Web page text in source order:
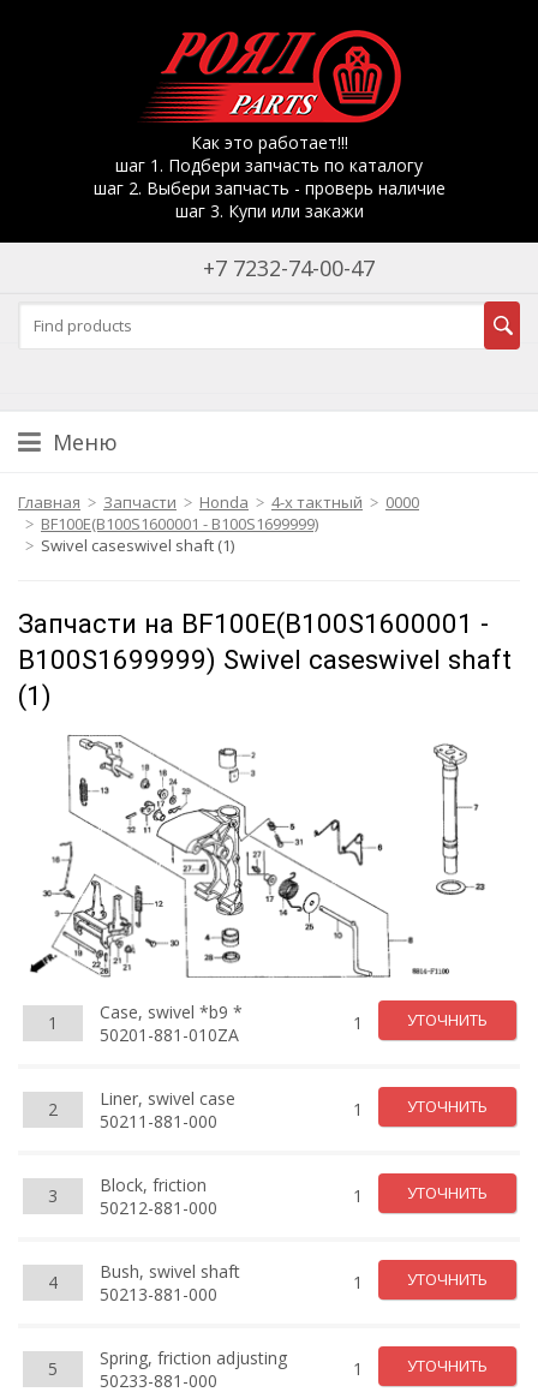
Как это работает!!!
шаг 1. Подбери запчасть по каталогу
шаг 2. Выбери запчасть - проверь наличие
шаг 3. Купи или закажи
+7 7232-74-00-47
Меню
Главная Запчасти Honda 4-х тактный
0000
BF100E(B100S1600001 - B100S1699999)
Swivel caseswivel shaft (1)
Запчасти на BF100E(B100S1600001 -
B100S1699999) Swivel caseswivel shaft
(1)
1
Case, swivel *b9 *
50201-881-010ZA
1 УТОЧНИТЬ
2
Liner, swivel case
50211-881-000
1 УТОЧНИТЬ
3
Block, friction
50212-881-000
1 УТОЧНИТЬ
4
Bush, swivel shaft
50213-881-000
1 УТОЧНИТЬ
5
Spring, friction adjusting
50233-881-000
1 УТОЧНИТЬ